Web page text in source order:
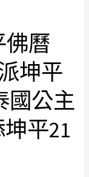
佛曆
坤平
國公主
平21